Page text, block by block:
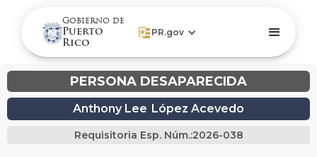
Gobierno de
Puerto
Rico
PR.gov
PERSONA DESAPARECIDA
Anthony Lee López Acevedo
Requisitoria Esp. Núm.:2026-038